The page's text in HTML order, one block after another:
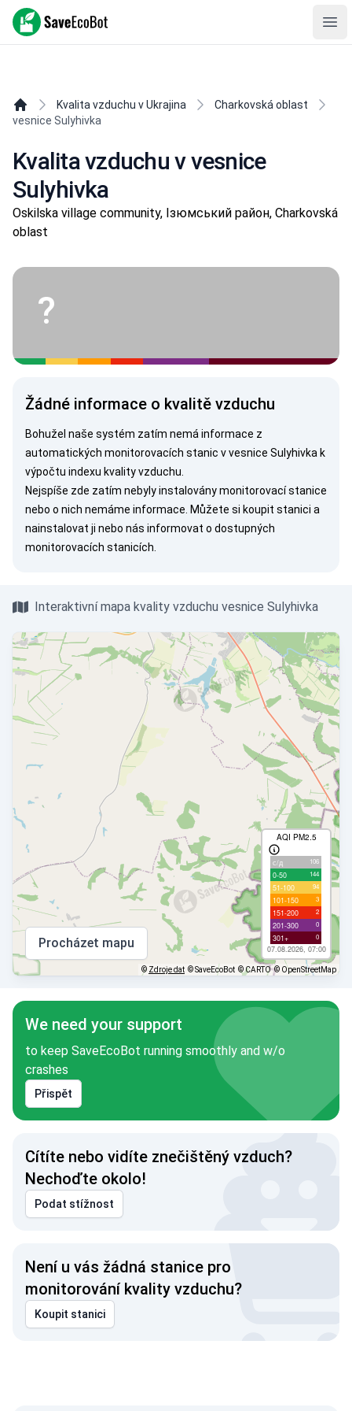
SaveEcoBot
Kvalita vzduchu v Ukrajina
Charkovská oblast
vesnice Sulyhivka
Kvalita vzduchu v vesnice
Sulyhivka
Oskilska village community, Ізюмський район, Charkovská
oblast
?
Žádné informace o kvalitě vzduchu
Bohužel naše systém zatím nemá informace z
automatických monitorovacích stanic v vesnice Sulyhivka k
výpočtu indexu kvality vzduchu.
Nejspíše zde zatím nebyly instalovány monitorovací stanice
nebo o nich nemáme informace. Můžete si koupit stanici a
nainstalovat ji nebo nás informovat o dostupných
monitorovacích stanicích.
Interaktivní mapa kvality vzduchu vesnice Sulyhivka
AQI PM2.5
с/д 106
0-50 144
51-100 94
101-150 3
151-200 2
201-300 0
301+ 0
07.08.2026, 07:00
Procházet mapu
© Zdroje dat © SaveEcoBot © CARTO © OpenStreetMap
We need your support
to keep SaveEcoBot running smoothly and w/o
crashes
Přispět
Cítíte nebo vidíte znečištěný vzduch?
Nechoďte okolo!
Podat stížnost
Není u vás žádná stanice pro
monitorování kvality vzduchu?
Koupit stanici